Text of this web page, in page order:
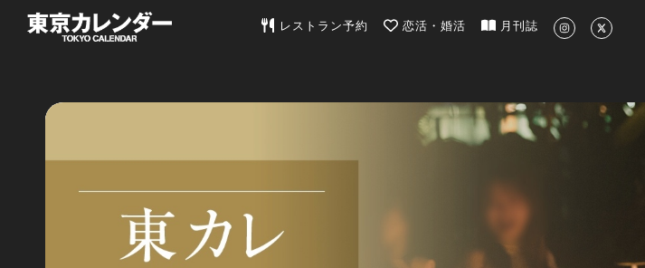
東京カレンダー | 最新のグルメ、洗練されたライフスタイル情報
レストラン予約 恋活・婚活 月刊誌